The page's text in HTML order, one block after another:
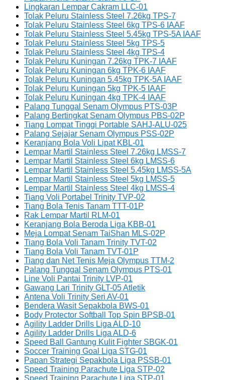
Lingkaran Lempar Cakram LLC-01
Tolak Peluru Stainless Steel 7.26kg TPS-7
Tolak Peluru Stainless Steel 6kg TPS-6 IAAF
Tolak Peluru Stainless Steel 5.45kg TPS-5A IAAF
Tolak Peluru Stainless Steel 5kg TPS-5
Tolak Peluru Stainless Steel 4kg TPS-4
Tolak Peluru Kuningan 7.26kg TPK-7 IAAF
Tolak Peluru Kuningan 6kg TPK-6 IAAF
Tolak Peluru Kuningan 5.45kg TPK-5A IAAF
Tolak Peluru Kuningan 5kg TPK-5 IAAF
Tolak Peluru Kuningan 4kg TPK-4 IAAF
Palang Tunggal Senam Olympus PTS-03P
Palang Bertingkat Senam Olympus PBS-02P
Tiang Lompat Tinggi Portable SAHJ-ALU-025
Palang Sejajar Senam Olympus PSS-02P
Keranjang Bola Voli Lipat KBL-01
Lempar Martil Stainless Steel 7.26kg LMSS-7
Lempar Martil Stainless Steel 6kg LMSS-6
Lempar Martil Stainless Steel 5.45kg LMSS-5A
Lempar Martil Stainless Steel 5kg LMSS-5
Lempar Martil Stainless Steel 4kg LMSS-4
Tiang Voli Portabel Trinity TVP-02
Tiang Bola Tenis Tanam TTT-01P
Rak Lempar Martil RLM-01
Keranjang Bola Beroda Liga KBB-01
Meja Lompat Senam TaiShan MLS-02P
Tiang Bola Voli Tanam Trinity TVT-02
Tiang Bola Voli Tanam TVT-01P
Tiang dan Net Tenis Meja Olympus TTM-2
Palang Tunggal Senam Olympus PTS-01
Line Voli Pantai Trinity LVP-01
Gawang Lari Trinity GLT-05 Atletik
Antena Voli Trinity Seri AV-01
Bendera Wasit Sepakbola BWS-01
Body Protector Softball Top Spin BPSB-01
Agility Ladder Drills Liga ALD-10
Agility Ladder Drills Liga ALD-6
Speed Ball Gantung Kulit Fighter SBGK-01
Soccer Training Goal Liga STG-01
Papan Strategi Sepakbola Liga PSSB-01
Speed Training Parachute Liga STP-02